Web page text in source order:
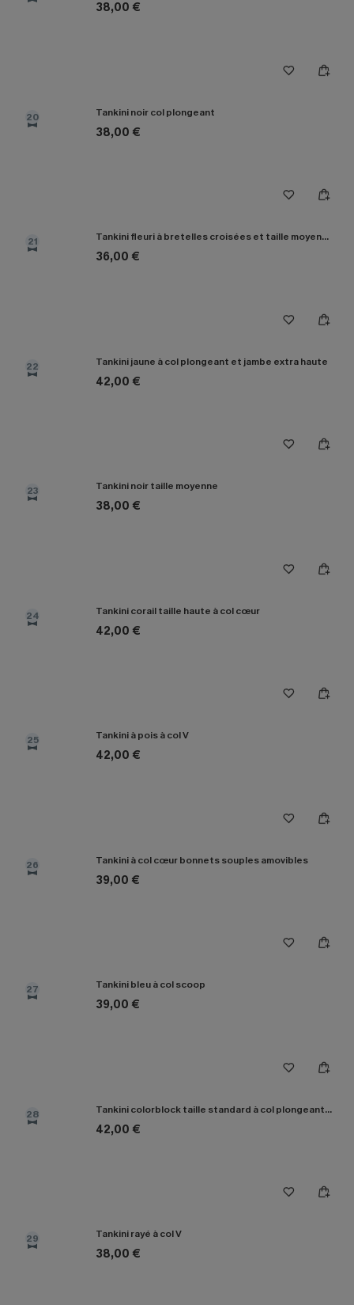
38,00 €
20 Tankini noir col plongeant
38,00 €
21 Tankini fleuri à bretelles croisées et taille moyenne
36,00 €
22 Tankini jaune à col plongeant et jambe extra haute
42,00 €
23 Tankini noir taille moyenne
38,00 €
24 Tankini corail taille haute à col cœur
42,00 €
25 Tankini à pois à col V
42,00 €
26 Tankini à col cœur bonnets souples amovibles
39,00 €
27 Tankini bleu à col scoop
39,00 €
28 Tankini colorblock taille standard à col plongeant et dos croisé
42,00 €
29 Tankini rayé à col V
38,00 €